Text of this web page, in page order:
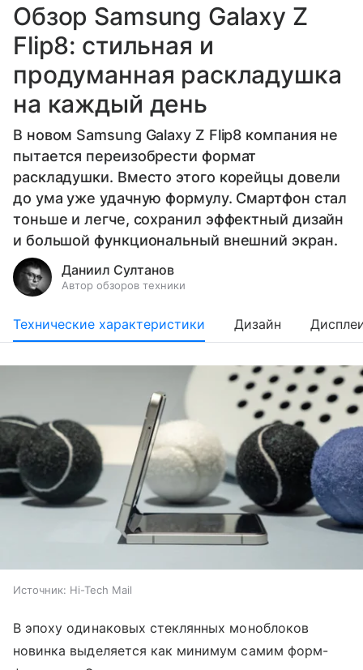
Обзор Samsung Galaxy Z
Flip8: стильная и
продуманная раскладушка
на каждый день
В новом Samsung Galaxy Z Flip8 компания не
пытается переизобрести формат
раскладушки. Вместо этого корейцы довели
до ума уже удачную формулу. Смартфон стал
тоньше и легче, сохранил эффектный дизайн
и большой функциональный внешний экран.
Даниил Султанов
Автор обзоров техники
Технические характеристики Дизайн
Источник: Hi-Tech Mail
В эпоху одинаковых стеклянных моноблоков
новинка выделяется как минимум самим форм-